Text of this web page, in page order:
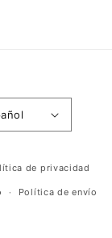
de privacidad
Política de envío